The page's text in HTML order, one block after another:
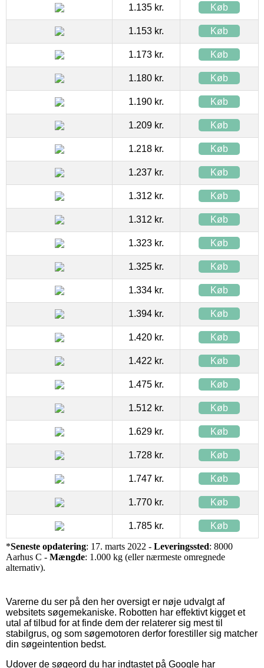
1.135 kr. Køb
1.153 kr. Køb
1.173 kr. Køb
1.180 kr. Køb
1.190 kr. Køb
1.209 kr. Køb
1.218 kr. Køb
1.237 kr. Køb
1.312 kr. Køb
1.312 kr. Køb
1.323 kr. Køb
1.325 kr. Køb
1.334 kr. Køb
1.394 kr. Køb
1.420 kr. Køb
1.422 kr. Køb
1.475 kr. Køb
1.512 kr. Køb
1.629 kr. Køb
1.728 kr. Køb
1.747 kr. Køb
1.770 kr. Køb
1.785 kr. Køb
*Seneste opdatering: 17. marts 2022 - Leveringssted: 8000
Aarhus C - Mængde: 1.000 kg (eller nærmeste omregnede
alternativ).
Varerne du ser på den her oversigt er nøje udvalgt af
websitets søgemekaniske. Robotten har effektivt kigget et
utal af tilbud for at finde dem der relaterer sig mest til
stabilgrus, og som søgemotoren derfor forestiller sig matcher
din søgeintention bedst.
Udover de søgeord du har indtastet på Google har